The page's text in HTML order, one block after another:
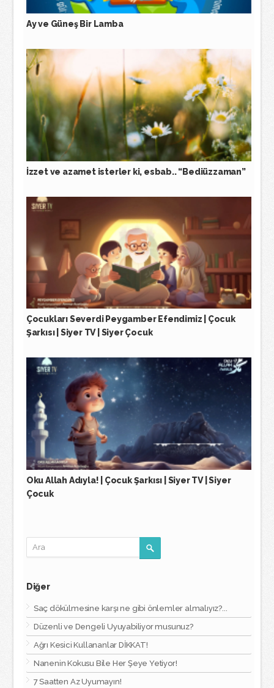
Ay ve Güneş Bir Lamba
İzzet ve azamet isterler ki, esbab.. “Bediüzzaman”
Çocukları Severdi Peygamber Efendimiz | Çocuk
Şarkısı | Siyer TV | Siyer Çocuk
Oku Allah Adıyla! | Çocuk Şarkısı | Siyer TV | Siyer
Çocuk
Diğer
Saç dökülmesine karşı ne gibi önlemler almalıyız?...
Düzenli ve Dengeli Uyuyabiliyor musunuz?
Ağrı Kesici Kullananlar DİKKAT!
Nanenin Kokusu Bile Her Şeye Yetiyor!
7 Saatten Az Uyumayın!